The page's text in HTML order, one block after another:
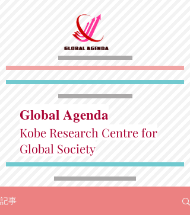
Global Agenda
Kobe Research Centre for
Global Society
記事